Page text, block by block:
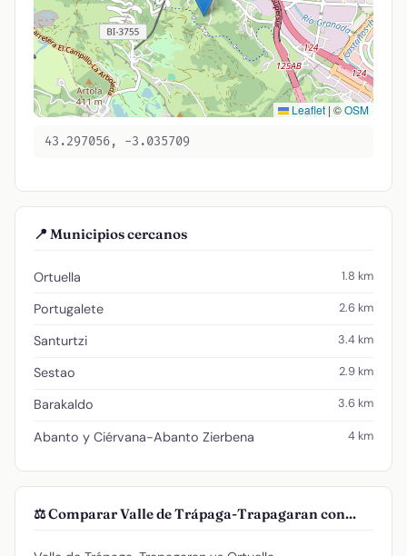
Leaflet | ©OSM
43.297056, -3.035709
📍 Municipios cercanos
Ortuella 1.8 km
Portugalete 2.6 km
Santurtzi 3.4 km
Sestao 2.9 km
Barakaldo 3.6 km
Abanto y Ciérvana-Abanto Zierbena 4 km
⚖️ Comparar Valle de Trápaga-Trapagaran con...